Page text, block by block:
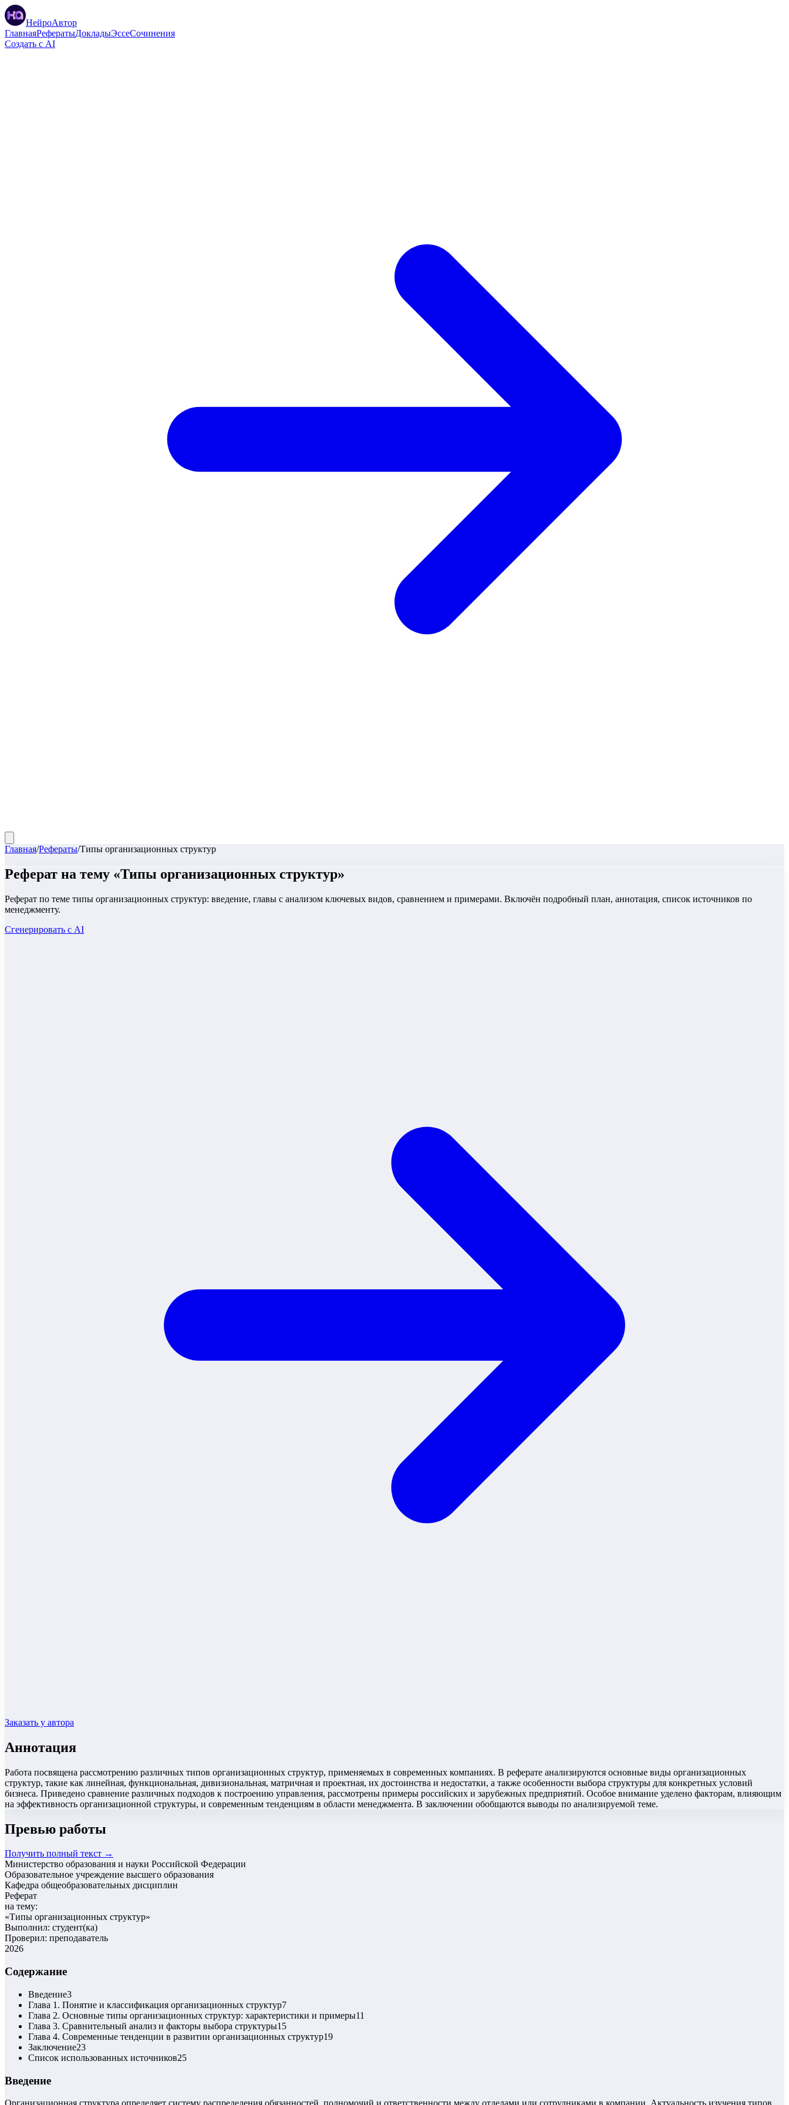
НейроАвтор
ГлавнаяРефератыДокладыЭссеСочинения
Создать с AI
Главная/Рефераты/Типы организационных структур
Реферат на тему «Типы организационных структур»
Реферат по теме типы организационных структур: введение, главы с анализом ключевых видов, сравнением и примерами. Включён подробный план, аннотация, список источников по
менеджменту.
Сгенерировать с AI
Заказать у автора
Аннотация
Работа посвящена рассмотрению различных типов организационных структур, применяемых в современных компаниях. В реферате анализируются основные виды организационных
структур, такие как линейная, функциональная, дивизиональная, матричная и проектная, их достоинства и недостатки, а также особенности выбора структуры для конкретных условий
бизнеса. Приведено сравнение различных подходов к построению управления, рассмотрены примеры российских и зарубежных предприятий. Особое внимание уделено факторам, влияющим
на эффективность организационной структуры, и современным тенденциям в области менеджмента. В заключении обобщаются выводы по анализируемой теме.
Превью работы
Получить полный текст →
Министерство образования и науки Российской Федерации
Образовательное учреждение высшего образования
Кафедра общеобразовательных дисциплин
Реферат
на тему:
«Типы организационных структур»
Выполнил: студент(ка)
Проверил: преподаватель
2026
Содержание
Введение3
Глава 1. Понятие и классификация организационных структур7
Глава 2. Основные типы организационных структур: характеристики и примеры11
Глава 3. Сравнительный анализ и факторы выбора структуры15
Глава 4. Современные тенденции в развитии организационных структур19
Заключение23
Список использованных источников25
Введение